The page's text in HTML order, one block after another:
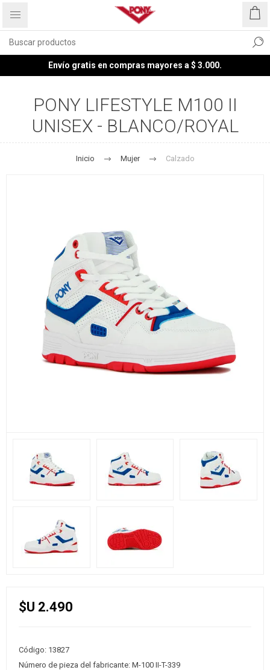
Envío gratis en compras mayores a $ 3.000.
PONY LIFESTYLE M100 II
UNISEX - BLANCO/ROYAL
Inicio Mujer Calzado
$U 2.490
Código: 13827
Número de pieza del fabricante: M-100 II-T-339